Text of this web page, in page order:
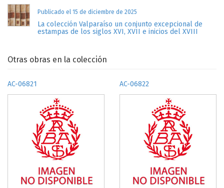
Publicado el 15 de diciembre de 2025
La colección Valparaíso un conjunto excepcional de
estampas de los siglos XVI, XVII e inicios del XVIII
Otras obras en la colección
AC-06821 AC-06822